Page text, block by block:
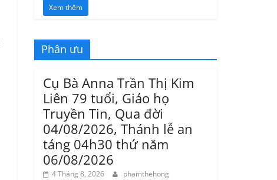
Xem thêm
Phân ưu
Cụ Bà Anna Trần Thị Kim
Liên 79 tuổi, Giáo họ
Truyền Tin, Qua đời
04/08/2026, Thánh lễ an
táng 04h30 thứ năm
06/08/2026
4 Tháng 8, 2026 phamthehong